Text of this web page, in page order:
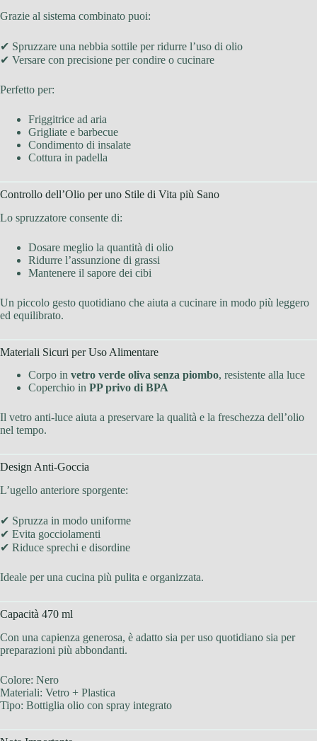
Grazie al sistema combinato puoi:
✔ Spruzzare una nebbia sottile per ridurre l’uso di olio
✔ Versare con precisione per condire o cucinare
Perfetto per:
Friggitrice ad aria
Grigliate e barbecue
Condimento di insalate
Cottura in padella
Controllo dell’Olio per uno Stile di Vita più Sano
Lo spruzzatore consente di:
Dosare meglio la quantità di olio
Ridurre l’assunzione di grassi
Mantenere il sapore dei cibi
Un piccolo gesto quotidiano che aiuta a cucinare in modo più leggero
ed equilibrato.
Materiali Sicuri per Uso Alimentare
Corpo in vetro verde oliva senza piombo, resistente alla luce
Coperchio in PP privo di BPA
Il vetro anti-luce aiuta a preservare la qualità e la freschezza dell’olio
nel tempo.
Design Anti-Goccia
L’ugello anteriore sporgente:
✔ Spruzza in modo uniforme
✔ Evita gocciolamenti
✔ Riduce sprechi e disordine
Ideale per una cucina più pulita e organizzata.
Capacità 470 ml
Con una capienza generosa, è adatto sia per uso quotidiano sia per
preparazioni più abbondanti.
Colore: Nero
Materiali: Vetro + Plastica
Tipo: Bottiglia olio con spray integrato